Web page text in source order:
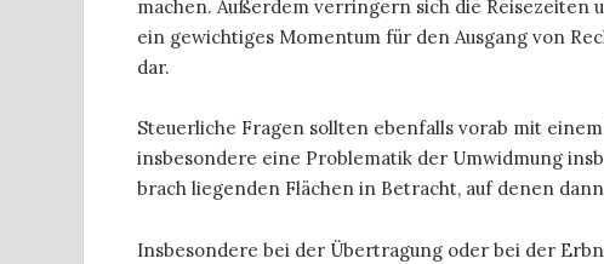
machen. Außerdem verringern sich die Reisezeiten
ein gewichtiges Momentum für den Ausgang von
dar.
Steuerliche Fragen sollten ebenfalls vorab mit
insbesondere eine Problematik der Umwidmung
brach liegenden Flächen in Betracht, auf denen
Insbesondere bei der Übertragung oder bei der